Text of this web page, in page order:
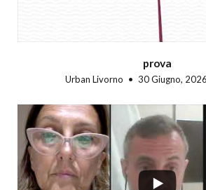
prova
Urban Livorno 30 Giugno,